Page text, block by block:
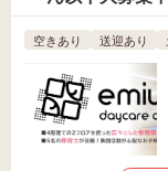
空きあり 送迎あり